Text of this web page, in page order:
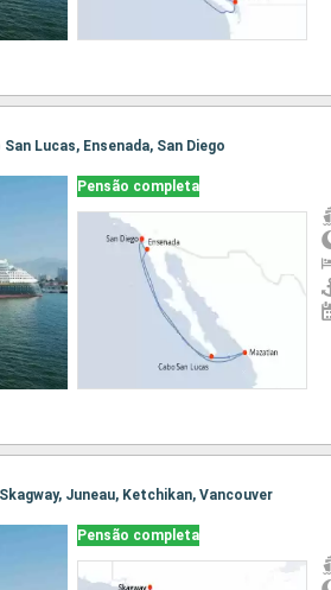
Lucas, Ensenada, San Diego
Pensão completa
Juneau, Ketchikan, Vancouver
Pensão completa